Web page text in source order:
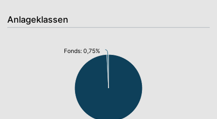
Anlageklassen
Fonds: 0,75%